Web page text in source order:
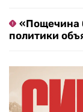
«Пощечина
политики